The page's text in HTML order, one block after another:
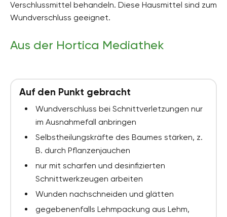
Verschlussmittel behandeln. Diese Hausmittel sind zum
Wundverschluss geeignet.
Aus der Hortica Mediathek
Auf den Punkt gebracht
Wundverschluss bei Schnittverletzungen nur
im Ausnahmefall anbringen
Selbstheilungskräfte des Baumes stärken, z.
B. durch Pflanzenjauchen
nur mit scharfen und desinfizierten
Schnittwerkzeugen arbeiten
Wunden nachschneiden und glätten
gegebenenfalls Lehmpackung aus Lehm,